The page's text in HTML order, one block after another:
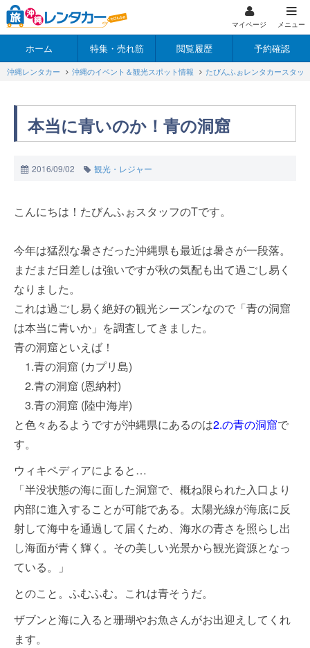
マイページ メニュー
ホーム 特集・売れ筋 閲覧履歴 予約確認
沖縄レンタカー 沖縄のイベント＆観光スポット情報 たびんふぉレンタカースタッ
本当に青いのか！青の洞窟
2016/09/02 観光・レジャー
こんにちは！たびんふぉスタッフのTです。
今年は猛烈な暑さだった沖縄県も最近は暑さが一段落。
まだまだ日差しは強いですが秋の気配も出て過ごし易く
なりました。
これは過ごし易く絶好の観光シーズンなので「青の洞窟
は本当に青いか」を調査してきました。
青の洞窟といえば！
1.青の洞窟 (カプリ島)
2.青の洞窟 (恩納村)
3.青の洞窟 (陸中海岸)
と色々あるようですが沖縄県にあるのは2.の青の洞窟で
す。
ウィキペディアによると…
「半没状態の海に面した洞窟で、概ね限られた入口より
内部に進入することが可能である。太陽光線が海底に反
射して海中を通過して届くため、海水の青さを照らし出
し海面が青く輝く。その美しい光景から観光資源となっ
ている。」
とのこと。ふむふむ。これは青そうだ。
ザブンと海に入ると珊瑚やお魚さんがお出迎えしてくれ
ます。